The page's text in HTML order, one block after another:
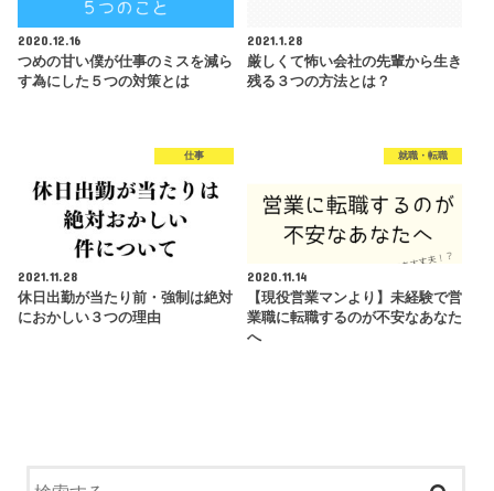
2020.12.16
つめの甘い僕が仕事のミスを減ら
す為にした５つの対策とは
2021.1.28
厳しくて怖い会社の先輩から生き
残る３つの方法とは？
仕事
2021.11.28
休日出勤が当たり前・強制は絶対
におかしい３つの理由
就職・転職
2020.11.14
【現役営業マンより】未経験で営
業職に転職するのが不安なあなた
へ